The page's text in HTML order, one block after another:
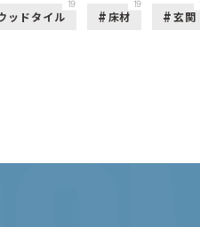
ッドタイル
19
床材
19
玄関